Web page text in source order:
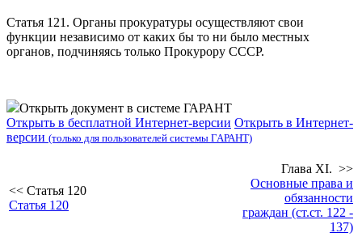
Статья 121. Органы прокуратуры осуществляют свои
функции независимо от каких бы то ни было местных
органов, подчиняясь только Прокурору СССР.
Открыть документ в системе ГАРАНТ
Открыть в бесплатной Интернет-версии Открыть в Интернет-
версии (только для пользователей системы ГАРАНТ)
<< Статья 120
Статья 120
Глава XI. >>
Основные права и
обязанности
граждан (ст.ст. 122 -
137)